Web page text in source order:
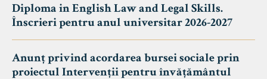
Diploma in English Law and Legal Skills.
Înscrieri pentru anul universitar 2026-2027
Anunț privind acordarea bursei sociale prin
proiectul Intervenții pentru învățământul